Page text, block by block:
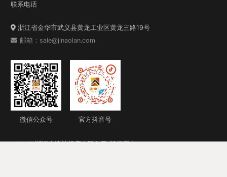
联系电话
浙江省金华市武义县黄龙工业区黄龙三路19号
邮箱：sale@jinaolan.com
微信公众号 官方抖音号
©2025 浙江金澳兰机床有限公司 版权所有